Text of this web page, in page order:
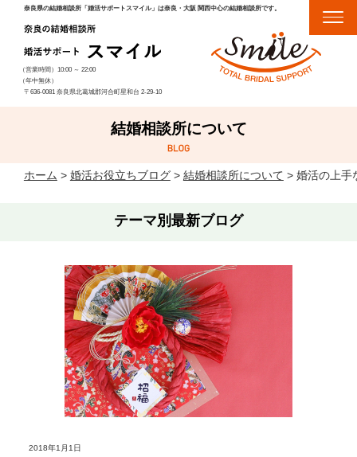
奈良県の結婚相談所「婚活サポートスマイル」は奈良・大阪 関西中心の結婚相談所です。
（営業時間）10:00 ～22:00
（年中無休）
〒636-0081 奈良県北葛城郡河合町星和台 2-29-10
結婚相談所について
ホーム > 婚活お役立ちブログ> 結婚相談所について > 婚活の上手
テーマ別最新ブログ
2018年1月1日